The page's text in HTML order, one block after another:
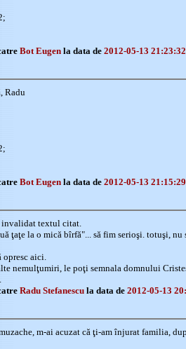
Bot Eugen la data de 2012-05-13 21:23:32
Radu
Bot Eugen la data de 2012-05-13 21:15:29
invalidat textul citat.
ţaţe la o mică bîrfă"... să fim serioşi. totuşi,
opresc aici.
nemulţumiri, le poţi semnala domnului
Radu Stefanescu la data de 2012-05-13
m-ai acuzat că ţi-am înjurat familia,